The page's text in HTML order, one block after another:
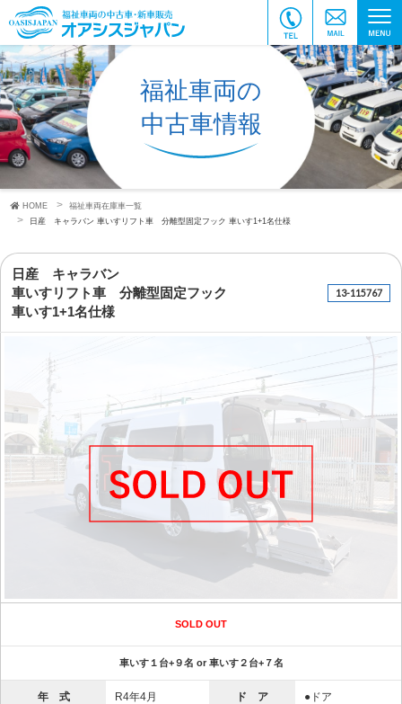
福祉車両の
中古車情報
HOME
福祉車両在庫車一覧
日産 キャラバン 車いすリフト車 分離型固定フック 車いす1+1名仕様
日産 キャラバン
車いすリフト車 分離型固定フック
車いす1+1名仕様
13-115767
SOLD OUT
車いす１台+９名 or 車いす２台+７名
年 式 R4年4月 ド ア ●ドア